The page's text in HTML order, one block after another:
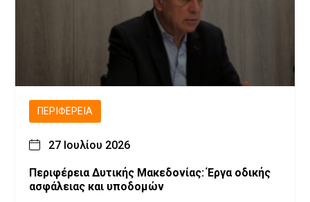
ΠΕΡΙΦΈΡΕΙΑ
27 Ιουλίου 2026
Περιφέρεια Δυτικής Μακεδονίας: Έργα οδικής
ασφάλειας και υποδομών